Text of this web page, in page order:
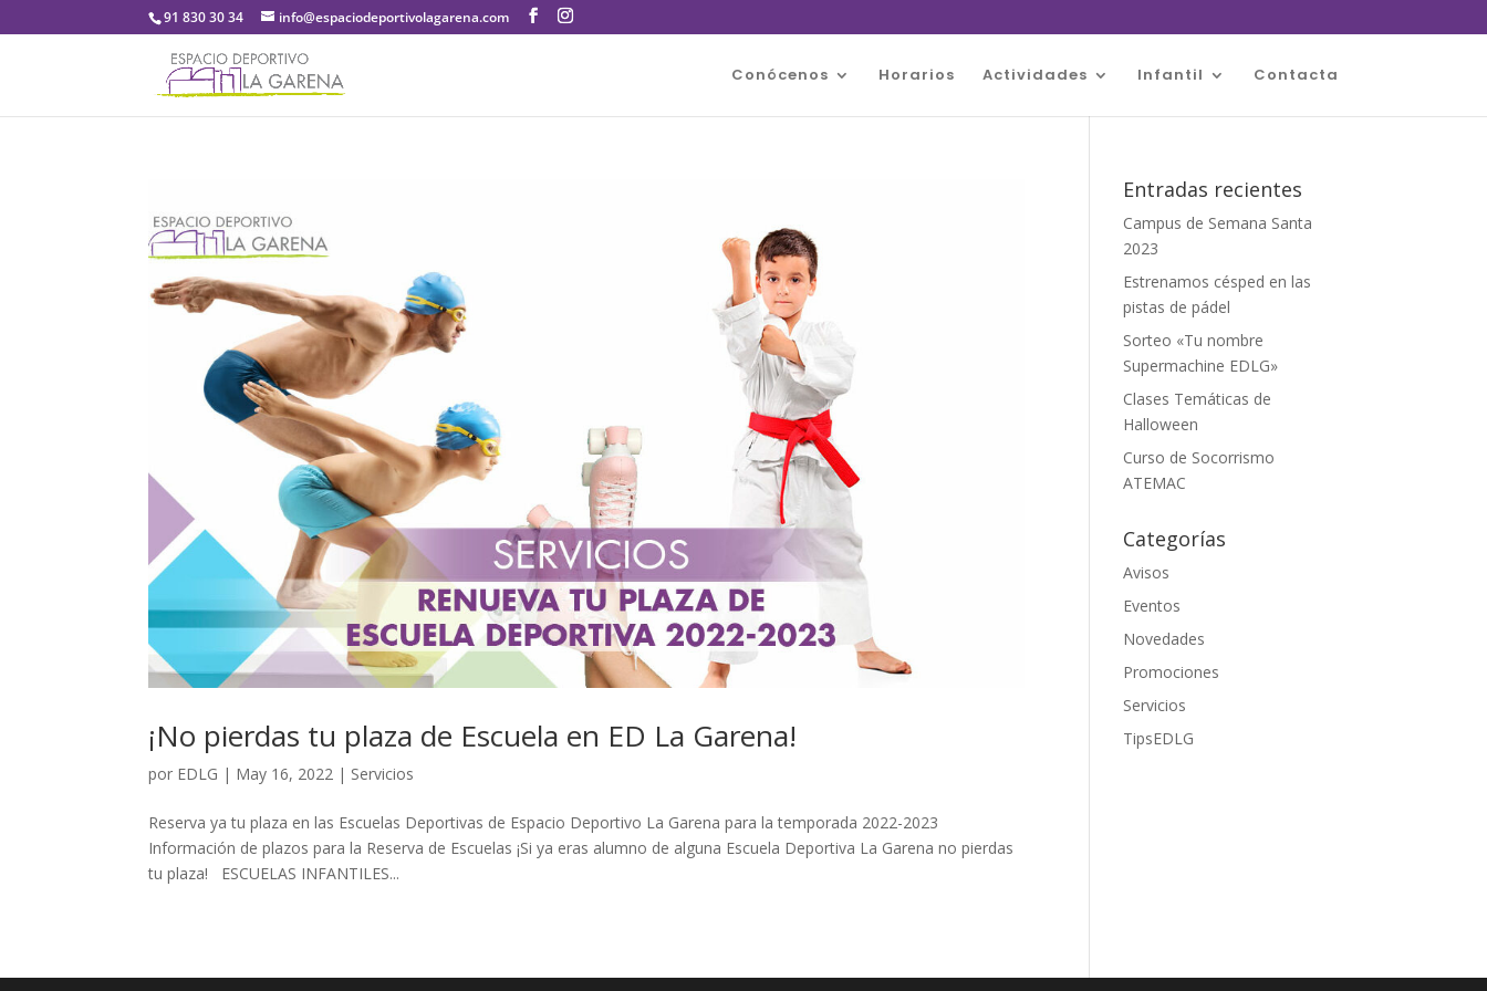
91 830 30 34 info@espaciodeportivolagarena.com
Conócenos Horarios Actividades Infantil Contacta
¡No pierdas tu plaza de Escuela en ED La Garena!
por EDLG | May 16, 2022 | Servicios
Reserva ya tu plaza en las Escuelas Deportivas de Espacio Deportivo La Garena para la temporada 2022-2023
Información de plazos para la Reserva de Escuelas ¡Si ya eras alumno de alguna Escuela Deportiva La Garena no pierdas
tu plaza! ESCUELAS INFANTILES...
Entradas recientes
Campus de Semana Santa
2023
Estrenamos césped en las
pistas de pádel
Sorteo «Tu nombre
Supermachine EDLG»
Clases Temáticas de
Halloween
Curso de Socorrismo
ATEMAC
Categorías
Avisos
Eventos
Novedades
Promociones
Servicios
TipsEDLG